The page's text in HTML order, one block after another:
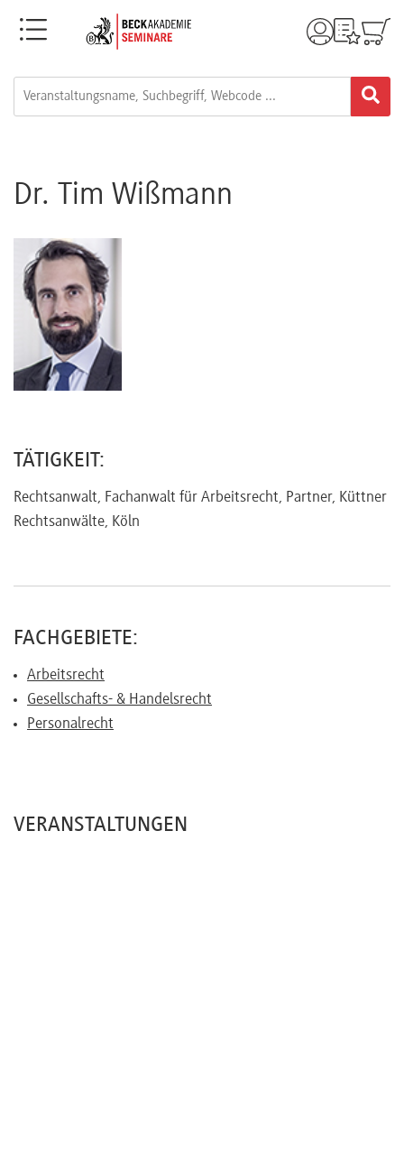
Menü
Webinare
Learnings
uns
Preisvorteile
Dr. Tim Wißmann
TÄTIGKEIT:
Rechtsanwalt, Fachanwalt für Arbeitsrecht, Partner, Küttner
Rechtsanwälte, Köln
FACHGEBIETE:
Arbeitsrecht
Gesellschafts- & Handelsrecht
Personalrecht
VERANSTALTUNGEN